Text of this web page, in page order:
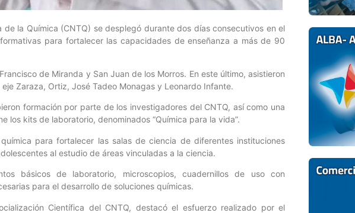
la Química (CNTQ) se desplegó durante dos días consecutivos en el
para fortalecer las capacidades de enseñanza a más de 90
de Miranda y San Juan de los Morros. En este último, asistieron
Zaraza, Ortiz, José Tadeo Monagas y Leonardo Infante.
formación por parte de los investigadores del CNTQ, así como una
los kits de laboratorio, denominados “Química para la vida”.
para fortalecer las salas de ciencia de diferentes instituciones
al estudio de áreas vinculadas a la ciencia.
básicos de laboratorio, microscopios, cuadernillos de uso con
para el desarrollo de soluciones químicas.
Científica del CNTQ, destacó el esfuerzo realizado por el